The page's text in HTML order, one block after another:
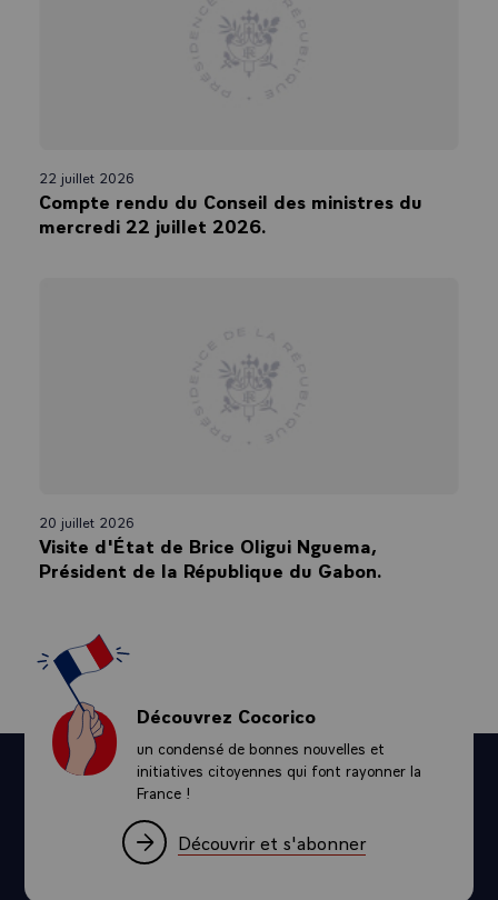
22 juillet 2026
Compte rendu du Conseil des ministres du
mercredi 22 juillet 2026.
20 juillet 2026
Visite d'État de Brice Oligui Nguema,
Président de la République du Gabon.
Découvrez Cocorico
un condensé de bonnes nouvelles et
initiatives citoyennes qui font rayonner la
France !
Découvrir et s'abonner